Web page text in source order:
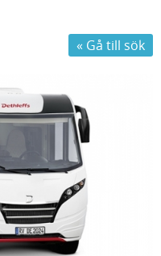
« Gå till sök